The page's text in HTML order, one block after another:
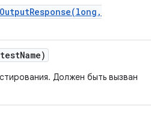
Name)
Должен быть вызван